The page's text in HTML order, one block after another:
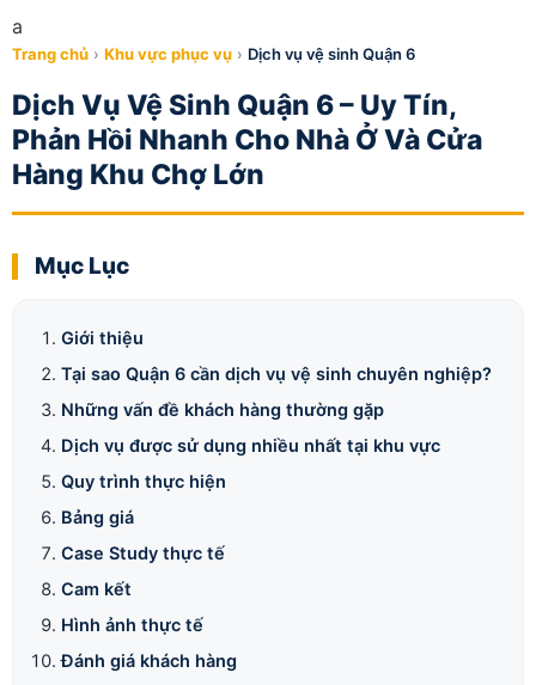
a
Trang chủ › Khu vực phục vụ › Dịch vụ vệ sinh Quận 6
Dịch Vụ Vệ Sinh Quận 6 – Uy Tín,
Phản Hồi Nhanh Cho Nhà Ở Và Cửa
Hàng Khu Chợ Lớn
Mục Lục
Giới thiệu
Tại sao Quận 6 cần dịch vụ vệ sinh chuyên nghiệp?
Những vấn đề khách hàng thường gặp
Dịch vụ được sử dụng nhiều nhất tại khu vực
Quy trình thực hiện
Bảng giá
Case Study thực tế
Cam kết
Hình ảnh thực tế
Đánh giá khách hàng